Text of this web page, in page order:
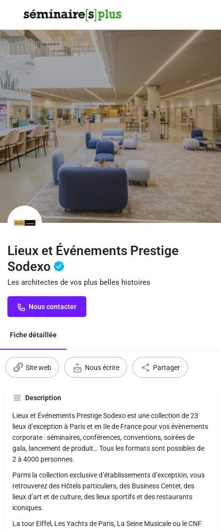
Lieux et Événements Prestige
Sodexo
Les architectes de vos plus belles histoires
Nous contacter
Fiche détaillée
Site web Nous écrire Partager
Description
Lieux et Événements Prestige Sodexo est une collection de 23
lieux d’exception à Paris et en Ile de France pour vos évènements
corporate : séminaires, conférences, conventions, soirées de
gala, lancement de produit… Tous les formats sont possibles de
2 à 4000 personnes.
Parmi la collection exclusive d’établissements d’exception, vous
retrouverez des Hôtels particuliers, des Business Center, des
lieux d’art et de culture, des lieux sportifs et des restaurants
iconiques.
La tour Eiffel, Les Yachts de Paris, La Seine Musicale ou le CNF